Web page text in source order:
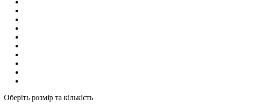
Оберіть розмір та кількість